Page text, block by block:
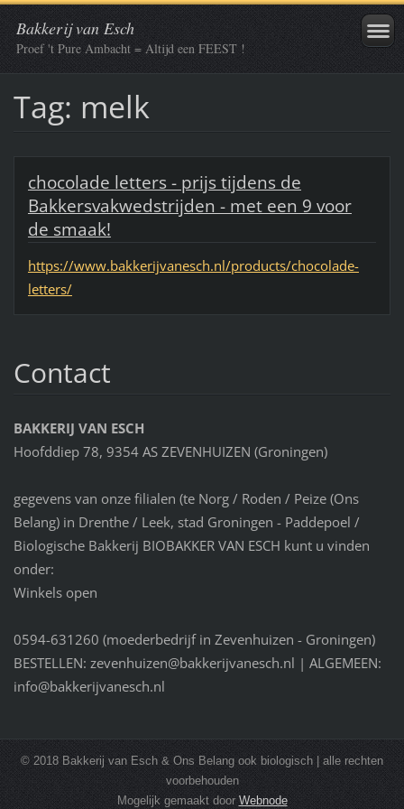
Bakkerij van Esch
Proef 't Pure Ambacht = Altijd een FEEST !
Tag: melk
chocolade letters - prijs tijdens de
Bakkersvakwedstrijden - met een 9 voor
de smaak!
https://www.bakkerijvanesch.nl/products/chocolade-
letters/
Contact
BAKKERIJ VAN ESCH
Hoofddiep 78, 9354 AS ZEVENHUIZEN (Groningen)
gegevens van onze filialen (te Norg / Roden / Peize (Ons
Belang) in Drenthe / Leek, stad Groningen - Paddepoel /
Biologische Bakkerij BIOBAKKER VAN ESCH kunt u vinden
onder:
Winkels open
0594-631260 (moederbedrijf in Zevenhuizen - Groningen)
BESTELLEN: zevenhuizen@bakkerijvanesch.nl | ALGEMEEN:
info@bakkerijvanesch.nl
© 2018 Bakkerij van Esch & Ons Belang ook biologisch | alle rechten
voorbehouden
Mogelijk gemaakt door Webnode